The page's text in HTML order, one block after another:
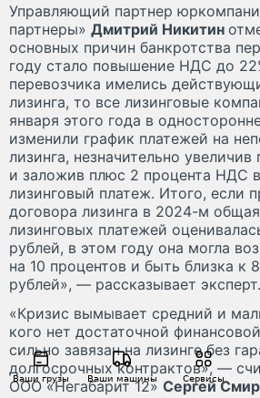
Ваши грузы Ваши машины Сервисы
Управляющий партнер
партнеры» Дмитрий Никитин
основных причин банкротства
году стало повышение НДС до
перевозчика имелись
лизинга, то все лизинговые
января этого года в
изменили график платежей на
лизинга, незначительно
и заложив плюс 2 процента НДС
лизинговый платеж. Итого, если
договора лизинга в 2024-м
лизинговых платежей
рублей, в этом году она могла
на 10 процентов и быть близка к
рублей», — рассказывает эксперт.
«Кризис вымывает средний и
кого нет достаточной
сильно завязан на лизинге без
долгосрочных контрактов», —
ООО «Негабарит 12» Сергей